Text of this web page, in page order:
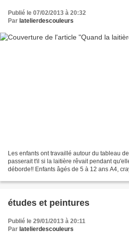
Publié le 07/02/2013 à 20:32
Par latelierdescouleurs
Les enfants ont travaillé autour du tableau
passerait t'il si la laitière rêvait pendant
déborde!! Enfants âgés de 5 à 12 ans A4,
études et peintures
Publié le 29/01/2013 à 20:11
Par latelierdescouleurs